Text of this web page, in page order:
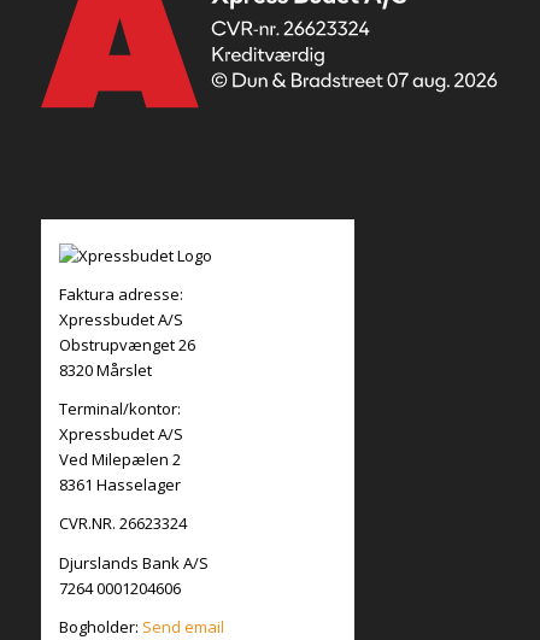
Faktura adresse:
Xpressbudet A/S
Obstrupvænget 26
8320 Mårslet
Terminal/kontor:
Xpressbudet A/S
Ved Milepælen 2
8361 Hasselager
CVR.NR. 26623324
Djurslands Bank A/S
7264 0001204606
Bogholder: Send email